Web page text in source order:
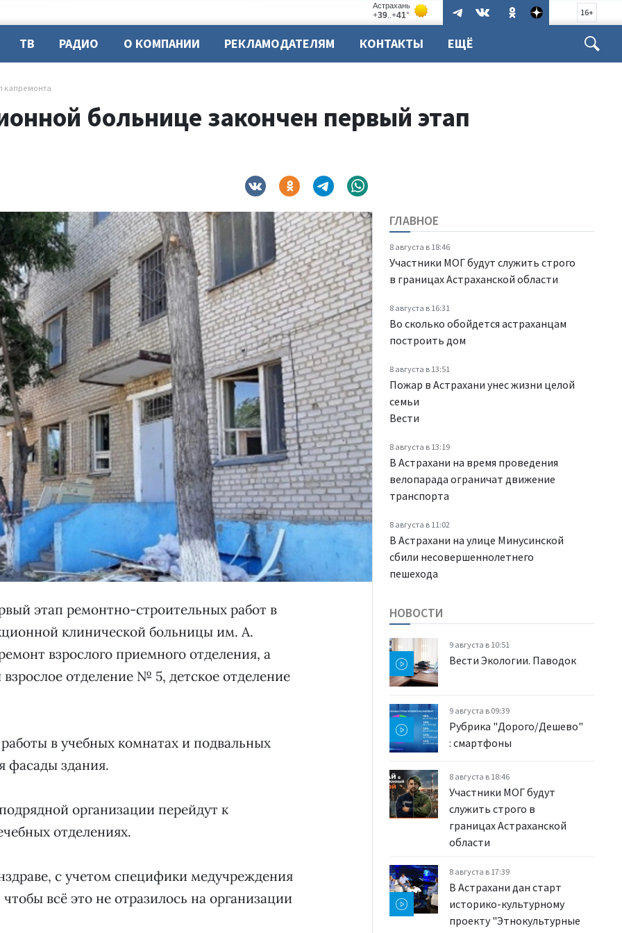
16+
ТВ РАДИО О КОМПАНИИ РЕКЛАМОДАТЕЛЯМ КОНТАКТЫ ЕЩЁ
капремонта
больнице закончен первый этап
ГЛАВНОЕ
8 августа в 18:46
Участники МОГ будут служить строго
в границах Астраханской области
8 августа в 16:31
Во сколько обойдется астраханцам
построить дом
8 августа в 13:51
Пожар в Астрахани унес жизни целой
семьи
Вести
8 августа в 13:19
В Астрахани на время проведения
велопарада ограничат движение
транспорта
8 августа в 11:02
В Астрахани на улице Минусинской
сбили несовершеннолетнего
пешехода
этап ремонтно-строительных работ в
клинической больницы им. А.
взрослого приемного отделения, а
отделение № 5, детское отделение
в учебных комнатах и подвальных
фасады здания.
организации перейдут к
отделениях.
с учетом специфики медучреждения
всё это не отразилось на организации
НОВОСТИ
9 августа в 10:51
Вести Экологии. Паводок
9 августа в 09:39
Рубрика "Дорого/Дешево"
: смартфоны
8 августа в 18:46
Участники МОГ будут
служить строго в
границах Астраханской
области
8 августа в 17:39
В Астрахани дан старт
историко-культурному
проекту "Этнокультурные